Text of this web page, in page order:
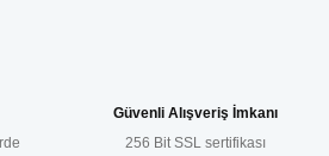
veya görüntülenemiyor.
Güvenli Alışveriş İmkanı
256 Bit SSL sertifikası